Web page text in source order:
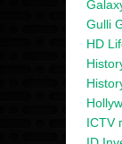
Gulli
HD
ICTV